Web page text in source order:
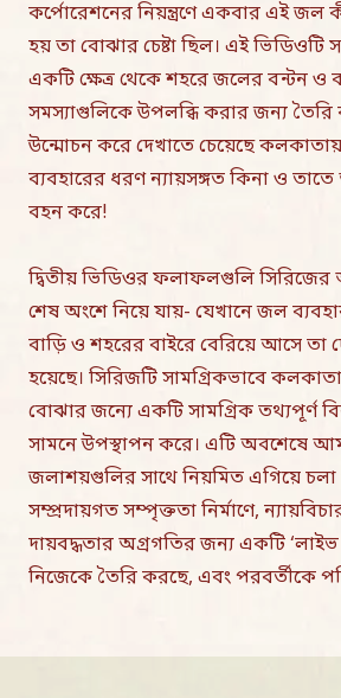
কর্পোরেশনের নিয়ন্ত্রণে একবার এই জল
হয় তা বোঝার চেষ্টা ছিল। এই ভিডিওটি
একটি ক্ষেত্র থেকে শহরে জলের বন্টন ও
সমস্যাগুলিকে উপলব্ধি করার জন্য তৈরি
উন্মোচন করে দেখাতে চেয়েছে
ব্যবহারের ধরণ ন্যায়সঙ্গত কিনা ও
বহন করে!
দ্বিতীয় ভিডিওর ফলাফলগুলি
শেষ অংশে নিয়ে যায়- যেখানে জল
বাড়ি ও শহরের বাইরে বেরিয়ে আসে তা
হয়েছে। সিরিজটি সামগ্রিকভাবে
বোঝার জন্যে একটি সামগ্রিক তথ্যপূর্ণ
সামনে উপস্থাপন করে। এটি অবশেষে
জলাশয়গুলির সাথে নিয়মিত এগিয়ে
সম্প্রদায়গত সম্পৃক্ততা নির্মাণে,
দায়বদ্ধতার অগ্রগতির জন্য একটি ‘লাইভ
নিজেকে তৈরি করছে, এবং পরবর্তীকে